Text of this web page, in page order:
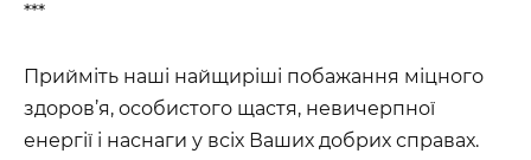
***
Прийміть наші найщиріші побажання міцного
здоров’я, особистого щастя, невичерпної
енергії і наснаги у всіх Ваших добрих справах.